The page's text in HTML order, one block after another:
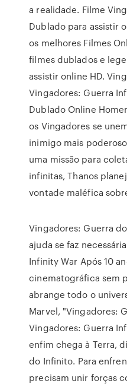
a realidade. Filme
Dublado para assistir
os melhores Filmes
filmes dublados e
assistir online HD.
Vingadores: Guerra
Dublado Online
os Vingadores se
inimigo mais
uma missão para
infinitas, Thanos
vontade maléfica
Vingadores: Guerra
ajuda se faz
Infinity War Após 10
cinematográfica sem
abrange todo o
Marvel, "Vingadores:
Vingadores: Guerra
enfim chega à Terra,
do Infinito. Para
precisam unir forças